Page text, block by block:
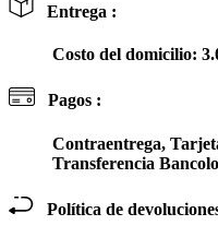
Entrega :
Costo del domicilio:
Pagos :
Contraentrega,
Transferencia
Política de